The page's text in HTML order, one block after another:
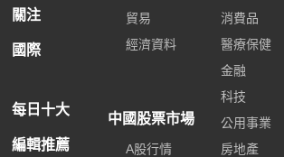
關注
國際
每日十大
編輯推薦
貿易
經濟資料
中國股票市場
A股行情
消費品
醫療保健
金融
科技
公用事業
房地產